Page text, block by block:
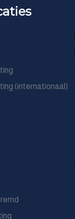
(internationaal)